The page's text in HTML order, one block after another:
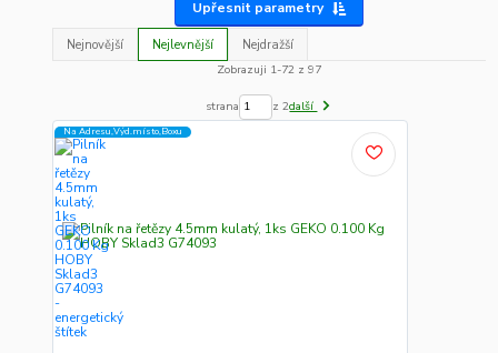
Upřesnit parametry
Nejnovější Nejlevnější
Nejdražší
Zobrazuji 1-72 z 97
strana z 2další
Na Adresu,Výd.místo,Boxu